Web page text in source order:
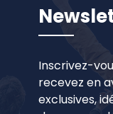
Inscrivez-
recevez en
exclusives,